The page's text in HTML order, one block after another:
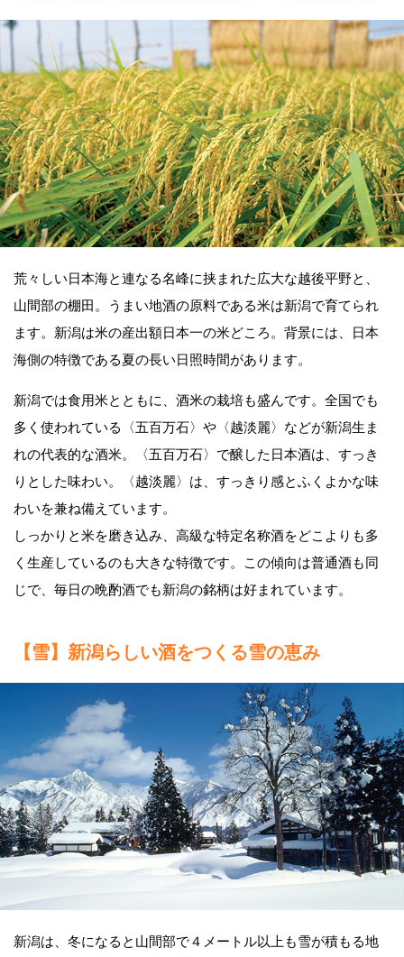
荒々しい日本海と連なる名峰に挟まれた広大な越後平野と、
山間部の棚田。うまい地酒の原料である米は新潟で育てられ
ます。新潟は米の産出額日本一の米どころ。背景には、日本
海側の特徴である夏の長い日照時間があります。
新潟では食用米とともに、酒米の栽培も盛んです。全国でも
多く使われている〈五百万石〉や〈越淡麗〉などが新潟生ま
れの代表的な酒米。〈五百万石〉で醸した日本酒は、すっき
りとした味わい。〈越淡麗〉は、すっきり感とふくよかな味
わいを兼ね備えています。
しっかりと米を磨き込み、高級な特定名称酒をどこよりも多
く生産しているのも大きな特徴です。この傾向は普通酒も同
じで、毎日の晩酌酒でも新潟の銘柄は好まれています。
【雪】新潟らしい酒をつくる雪の恵み
新潟は、冬になると山間部で４メートル以上も雪が積もる地